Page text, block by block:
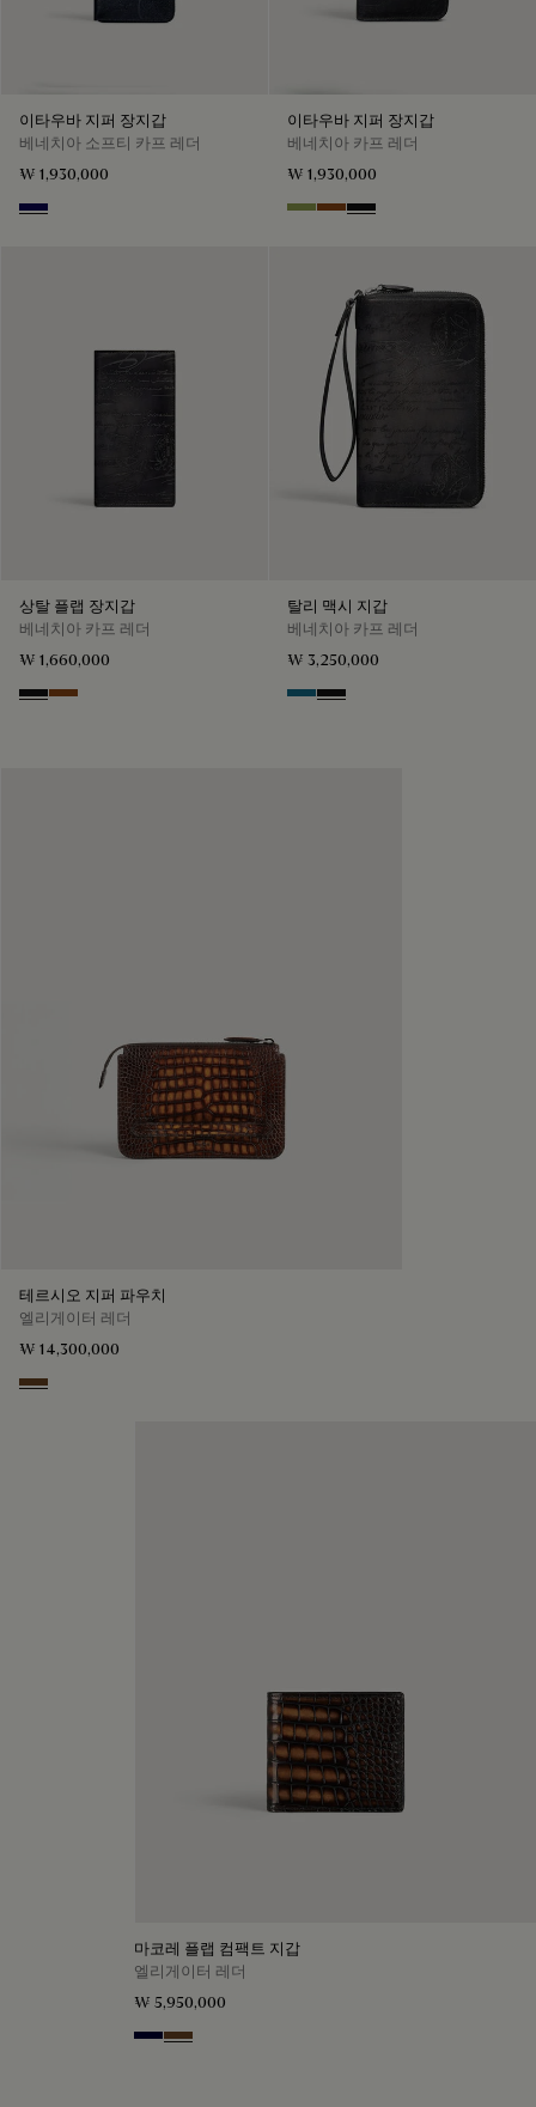
이타우바 지퍼 장지갑
베네치아 소프티 카프 레더
₩ 1,930,000
Indigo Denim
이타우바 지퍼 장지갑
베네치아 카프 레더
₩ 1,930,000
WillowCacao Intenso
Nero Grigio
상탈 플랩 장지갑
베네치아 카프 레더
₩ 1,660,000
Nero Grigio
Cacao Intenso
탈리 맥시 지갑
베네치아 카프 레더
₩ 3,250,000
GasolineNero Grigio
테르시오 지퍼 파우치
엘리게이터 레더
₩ 14,300,000
Tobacco Bis
마코레 플랩 컴팩트 지갑
엘리게이터 레더
₩ 5,950,000
Nero BluTobacco Bis